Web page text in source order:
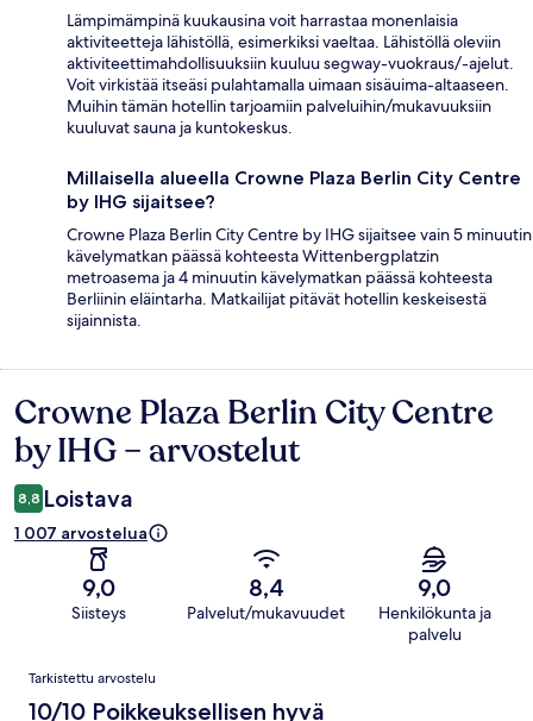
Lämpimämpinä kuukausina voit harrastaa monenlaisia
aktiviteetteja lähistöllä, esimerkiksi vaeltaa. Lähistöllä oleviin
aktiviteettimahdollisuuksiin kuuluu segway-vuokraus/-ajelut.
Voit virkistää itseäsi pulahtamalla uimaan sisäuima-altaaseen.
Muihin tämän hotellin tarjoamiin palveluihin/mukavuuksiin
kuuluvat sauna ja kuntokeskus.
Millaisella alueella Crowne Plaza Berlin City Centre
by IHG sijaitsee?
Crowne Plaza Berlin City Centre by IHG sijaitsee vain 5 minuutin
kävelymatkan päässä kohteesta Wittenbergplatzin
metroasema ja 4 minuutin kävelymatkan päässä kohteesta
Berliinin eläintarha. Matkailijat pitävät hotellin keskeisestä
sijainnista.
Arvostelut
Crowne Plaza Berlin City Centre
by IHG – arvostelut
8,8 Loistava
1 007 arvostelua
9,0
Siisteys
8,4
Palvelut/mukavuudet
9,0
Henkilökunta ja
palvelu
Arvostelut
Tarkistettu arvostelu
10/10 Poikkeuksellisen hyvä